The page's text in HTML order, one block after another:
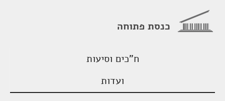
כנסת פתוחה
ח"כים וסיעות
ועדות